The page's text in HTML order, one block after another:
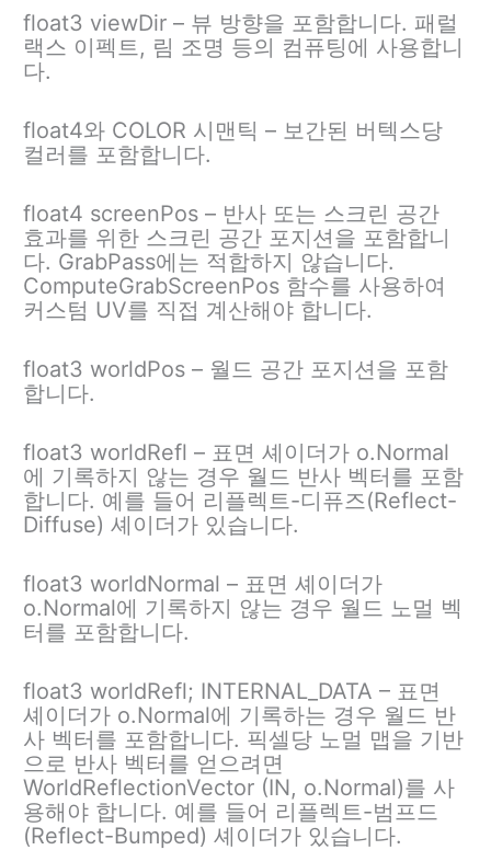
float3 viewDir – 뷰 방향을 포함합니다. 패럴
랙스 이펙트, 림 조명 등의 컴퓨팅에 사용합니
다.
float4와 COLOR 시맨틱 – 보간된 버텍스당
컬러를 포함합니다.
float4 screenPos – 반사 또는 스크린 공간
효과를 위한 스크린 공간 포지션을 포함합니
다. GrabPass에는 적합하지 않습니다.
ComputeGrabScreenPos 함수를 사용하여
커스텀 UV를 직접 계산해야 합니다.
float3 worldPos – 월드 공간 포지션을 포함
합니다.
float3 worldRefl – 표면 셰이더가 o.Normal
에 기록하지 않는 경우 월드 반사 벡터를 포함
합니다. 예를 들어 리플렉트-디퓨즈(Reflect-
Diffuse) 셰이더가 있습니다.
float3 worldNormal – 표면 셰이더가
o.Normal에 기록하지 않는 경우 월드 노멀 벡
터를 포함합니다.
float3 worldRefl; INTERNAL_DATA – 표면
셰이더가 o.Normal에 기록하는 경우 월드 반
사 벡터를 포함합니다. 픽셀당 노멀 맵을 기반
으로 반사 벡터를 얻으려면
WorldReflectionVector (IN, o.Normal)를 사
용해야 합니다. 예를 들어 리플렉트-범프드
(Reflect-Bumped) 셰이더가 있습니다.